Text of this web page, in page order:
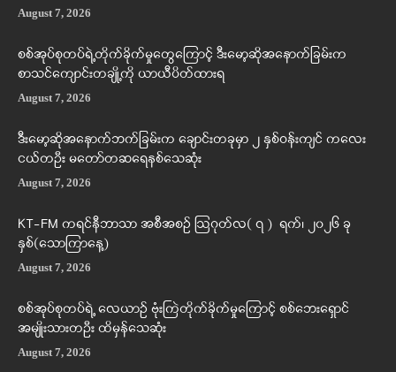
August 7, 2026
စစ်အုပ်စုတပ်ရဲ့တိုက်ခိုက်မှုတွေကြောင့် ဒီးမော့ဆိုအနောက်ခြမ်းက
စာသင်ကျောင်းတချို့ကို ယာယီပိတ်ထားရ
August 7, 2026
ဒီးမော့ဆိုအနောက်ဘက်ခြမ်းက ချောင်းတခုမှာ ၂ နှစ်ဝန်းကျင် ကလေး
ငယ်တဦး မတော်တဆရေနစ်သေဆုံး
August 7, 2026
KT-FM ကရင်နီဘာသာ အစီအစဉ် ဩဂုတ်လ( ၇ ) ရက်၊ ၂၀၂၆ ခု
နှစ်(သောကြာနေ့)
August 7, 2026
စစ်အုပ်စုတပ်ရဲ့ လေယာဉ် ဗုံးကြဲတိုက်ခိုက်မှုကြောင့် စစ်ဘေးရှောင်
အမျိုးသားတဦး ထိမှန်သေဆုံး
August 7, 2026